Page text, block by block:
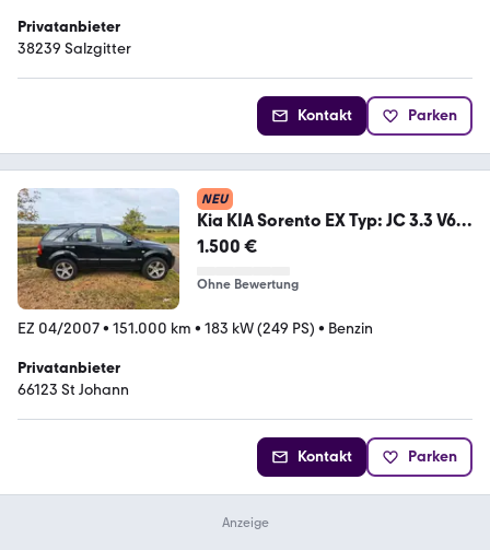
Privatanbieter
38239 Salzgitter
Kontakt Parken
NEU
Kia KIA Sorento EX Typ: JC 3.3 V6
4x4 Allrad,...
1.500 €
Ohne Bewertung
EZ 04/2007• 151.000 km • 183 kW (249 PS) • Benzin
Privatanbieter
66123 St Johann
Kontakt Parken